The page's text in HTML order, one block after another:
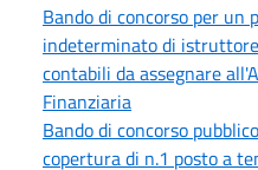
Bando di concorso per un
indeterminato di
contabili da assegnare
Finanziaria
Bando di concorso
copertura di n.1 posto a